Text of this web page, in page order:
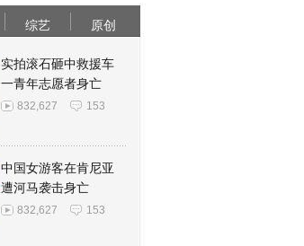
综艺 原创
实拍滚石砸中救援车
一青年志愿者身亡
832,627 153
中国女游客在肯尼亚
遭河马袭击身亡
832,627 153